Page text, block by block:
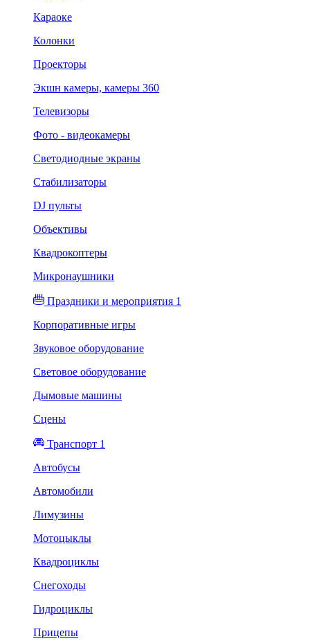
Караоке
Колонки
Проекторы
Экшн камеры, камеры 360
Телевизоры
Фото - видеокамеры
Светодиодные экраны
Стабилизаторы
DJ пульты
Объективы
Квадрокоптеры
Микронаушники
Праздники и мероприятия 1
Корпоративные игры
Звуковое оборудование
Световое оборудование
Дымовые машины
Сцены
Транспорт 1
Автобусы
Автомобили
Лимузины
Мотоцыклы
Квадроциклы
Снегоходы
Гидроциклы
Прицепы